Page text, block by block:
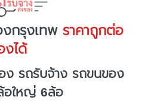
กรุงเทพ ราคาถูกต่อ
งได้
ง รถรับจ้าง รถขนของ
อใหญ่ 6ล้อ